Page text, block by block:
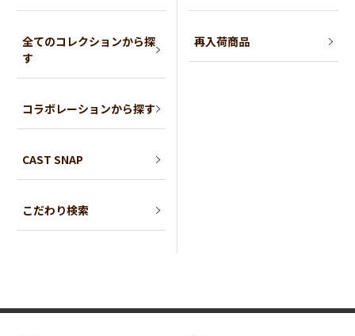
全てのコレクションから探
す
コラボレーションから探す
CAST SNAP
こだわり検索
再入荷商品